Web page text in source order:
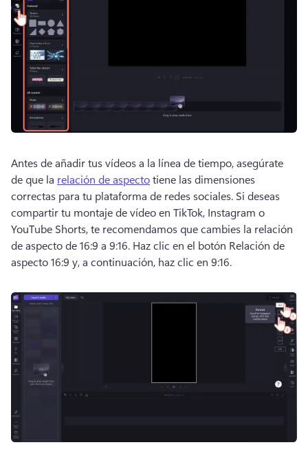
Antes de añadir tus vídeos a la línea de tiempo, asegúrate
de que la relación de aspecto tiene las dimensiones
correctas para tu plataforma de redes sociales. Si deseas
compartir tu montaje de vídeo en TikTok, Instagram o
YouTube Shorts, te recomendamos que cambies la relación
de aspecto de 16:9 a 9:16. Haz clic en el botón Relación de
aspecto 16:9 y, a continuación, haz clic en 9:16.